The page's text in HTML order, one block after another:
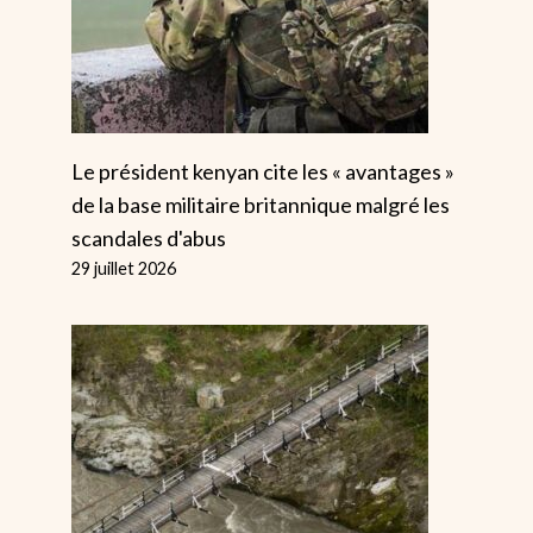
Le président kenyan cite les « avantages »
de la base militaire britannique malgré les
scandales d'abus
29 juillet 2026